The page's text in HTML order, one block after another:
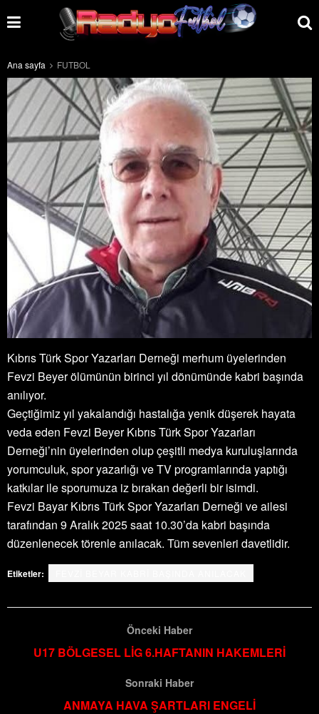
Ana sayfa FUTBOL
Kıbrıs Türk Spor Yazarları Derneği merhum üyelerinden
Fevzi Beyer ölümünün birinci yıl dönümünde kabri başında
anılıyor.
Geçtiğimiz yıl yakalandığı hastalığa yenik düşerek hayata
veda eden Fevzi Beyer Kıbrıs Türk Spor Yazarları
Derneği’nin üyelerinden olup çeşitli medya kuruluşlarında
yorumculuk, spor yazarlığı ve TV programlarında yaptığı
katkılar ile sporumuza iz bırakan değerli bir isimdi.
Fevzi Bayar Kıbrıs Türk Spor Yazarları Derneği ve ailesi
tarafından 9 Aralık 2025 saat 10.30’da kabri başında
düzenlenecek törenle anılacak. Tüm sevenleri davetlidir.
Etiketler:
Önceki Haber
U17 BÖLGESEL LİG 6.HAFTANIN HAKEMLERİ
Sonraki Haber
ANMAYA HAVA ŞARTLARI ENGELİ